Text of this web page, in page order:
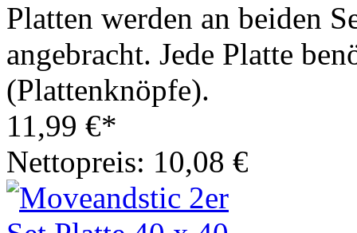
Platten werden an beiden
angebracht. Jede Platte
(Plattenknöpfe).
11,99 €*
Nettopreis: 10,08 €